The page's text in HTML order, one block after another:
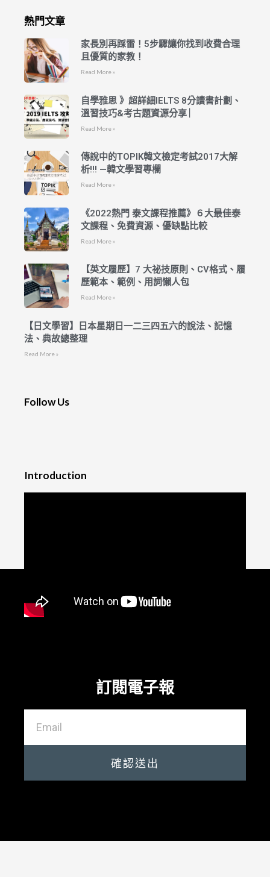
熱門文章
家長別再踩雷！5步驟讓你找到收費合理
且優質的家教！
Read More »
自學雅思 》超詳細IELTS 8分讀書計劃、
溫習技巧&考古題資源分享 ︳
Read More »
傳說中的TOPIK韓文檢定考試2017大解
析!!! —韓文學習專欄
Read More »
《2022熱門 泰文課程推薦》６大最佳泰
文課程、免費資源、優缺點比較
Read More »
【英文履歷】7 大祕技原則、CV格式、履
歷範本、範例、用詞懶人包
Read More »
【日文學習】日本星期日一二三四五六的說法、記憶
法、典故總整理
Read More »
Follow Us
Introduction
訂閱電子報
確認送出